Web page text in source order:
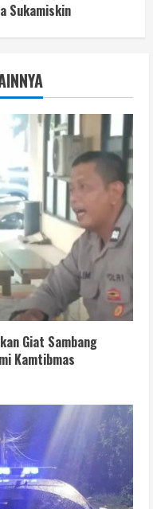
Sukamiskin
Giat Sambang
Kamtibmas